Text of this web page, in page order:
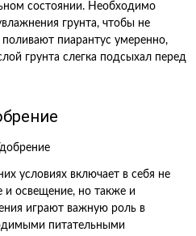
состоянии. Необходимо
грунта, чтобы не
пиарантус умеренно,
грунта слегка подсыхал перед
условиях включает в себя не
и освещение, но также и
играют важную роль в
питательными